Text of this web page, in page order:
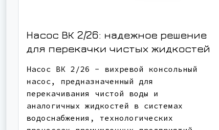
Насос ВК 2/26: надежное решение
для перекачки чистых жидкостей
Насос ВК 2/26 - вихревой консольный
насос, предназначенный для
перекачивания чистой воды и
аналогичных жидкостей в системах
водоснабжения, технологических